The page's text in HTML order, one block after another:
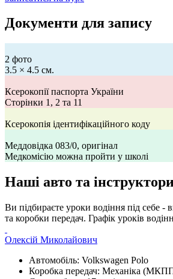
Документи для запису
2 фото
3.5 × 4.5 см.
Ксерокопії паспорта України
Сторінки 1, 2 та 11
Ксерокопія ідентифікаційного коду
Меддовідка 083/0, оригінал
Медкомісію можна пройти у школі
Наші авто та
Ви підбираєте уроки водіння під себе -
та коробки передач. Графік уроків
Олексій Миколайович
Автомобіль: Volkswagen Polo
Коробка передач: Механіка